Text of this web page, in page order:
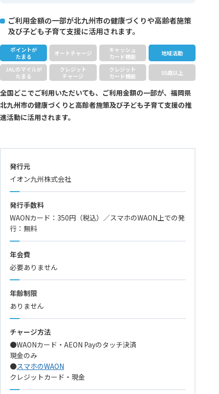
ご利用金額の一部が北九州市の健康づくりや高齢者施策
及び子ども子育て支援に活用されます。
ポイントが
たまる
オートチャージ
キャッシュ
カード機能
地域活動
JALのマイルが
たまる
クレジット
チャージ
クレジット
カード機能
55歳以上
全国どこでご利用いただいても、ご利用金額の一部が、福岡県
北九州市の健康づくりと高齢者施策及び子ども子育て支援の推
進活動に活用されます。
発行元
イオン九州株式会社
発行手数料
WAONカード：350円（税込）／スマホのWAON上での発
行：無料
年会費
必要ありません
年齢制限
ありません
チャージ方法
●WAONカード・AEON Payのタッチ決済
現金のみ
●スマホのWAON
クレジットカード・現金